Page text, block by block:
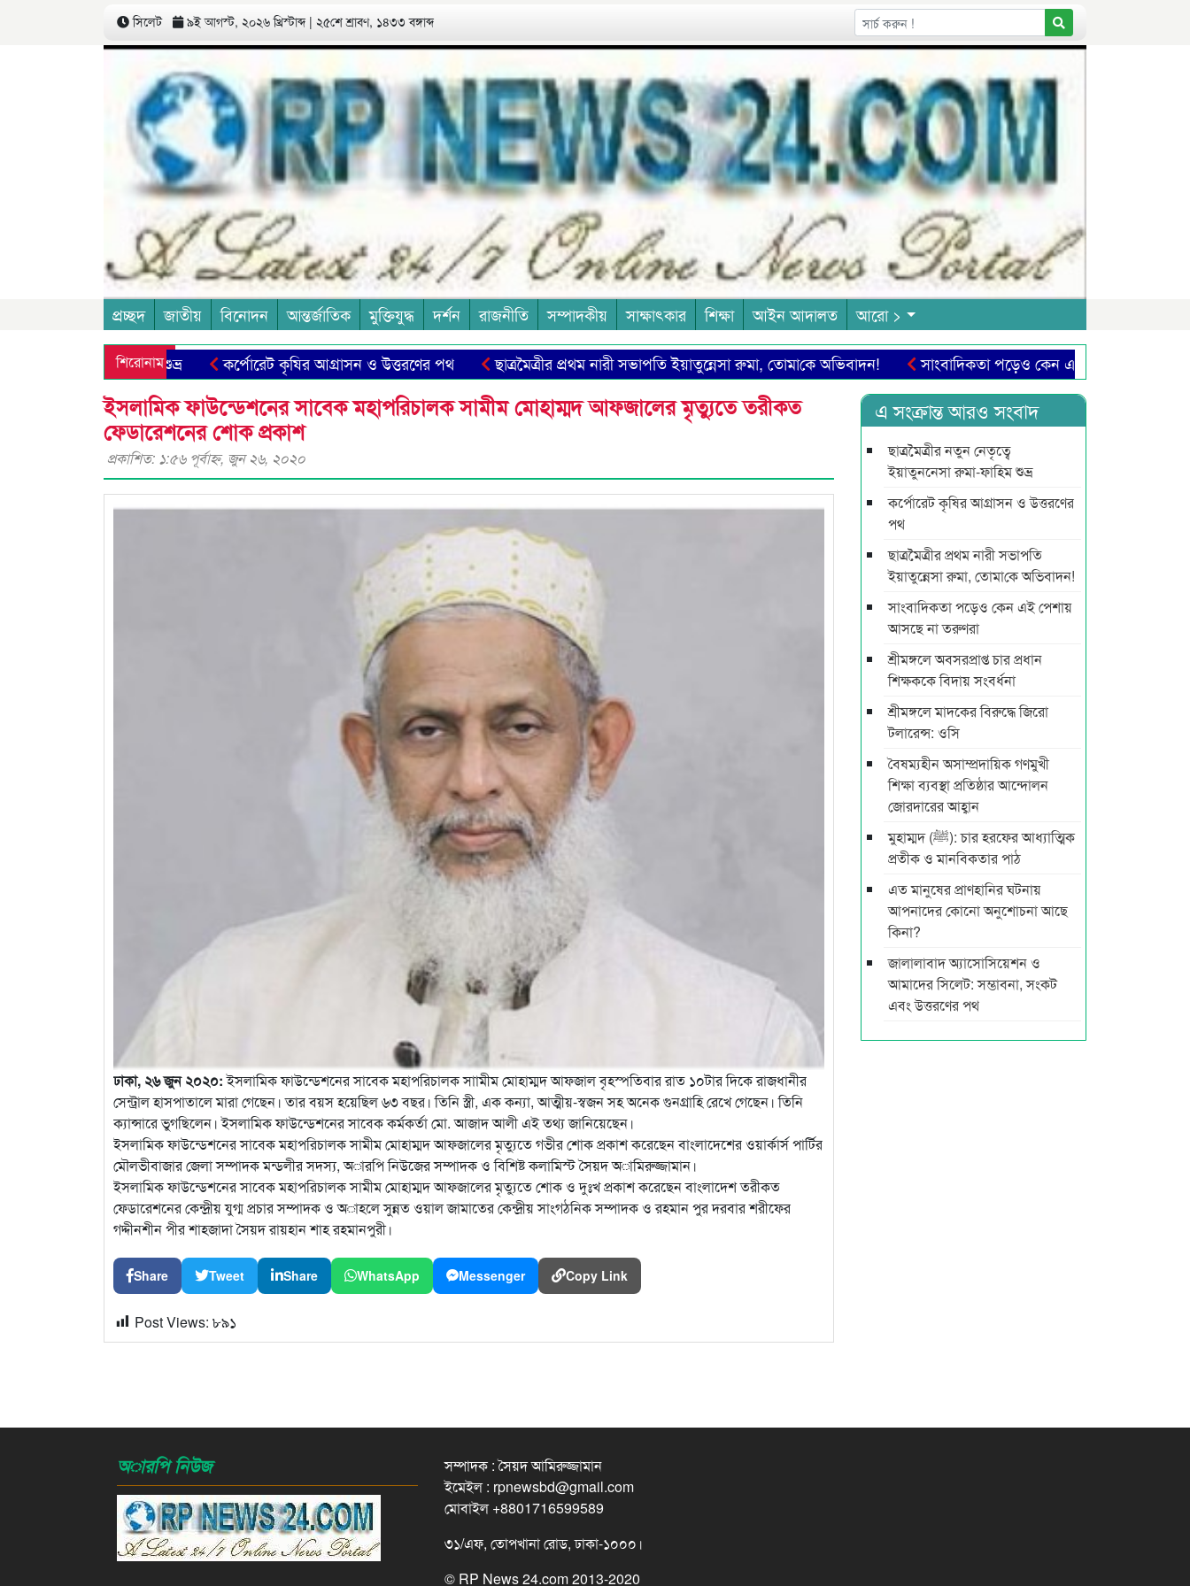
সিলেট ৯ই আগস্ট, ২০২৬ খ্রিস্টাব্দ | ২৫শে শ্রাবণ, ১৪৩৩ বঙ্গাব্দ
প্রচ্ছদ জাতীয় বিনোদন আন্তর্জাতিক মুক্তিযুদ্ধ দর্শন রাজনীতি সম্পাদকীয় সাক্ষাৎকার শিক্ষা আইন আদালত আরো >
শিরোনাম কর্পোরেট কৃষির আগ্রাসন ও উত্তরণের পথ ছাত্রমৈত্রীর প্রথম নারী সভাপ‌তি ইয়াতুন্নেসা রুমা, তোমা‌কে অ‌ভিবাদন!
সাংবাদিকতা পড়েও কেন এই পেশায় আসছে না
মণিপুরী সাহিত্য সংসদের ৫১তম প্রতিষ্ঠাবার্ষিকী উদযাপন
জিওর্দানো ব্রুনোকে জীবন্ত পুড়িয়ে হত্যা করার ৪২৬ বছর প্রথিতযশা সাংবাদিক ও রাজনীতিবিদ কমরেড
ইসলামিক ফাউন্ডেশনের সাবেক মহাপরিচালক সামীম মোহাম্মদ আফজালের মৃত্যুতে তরীকত
ফেডারেশনের শোক প্রকাশ
প্রকাশিত: ১:৫৬ পূর্বাহ্ণ, জুন ২৬, ২০২০
ঢাকা, ২৬ জুন ২০২০:ইসলামিক ফাউন্ডেশনের সাবেক মহাপরিচালক সাামীম মোহাম্মদ আফজাল বৃহস্পতিবার রাত ১০টার দিকে রাজধানীর
সেন্ট্রাল হাসপাতালে মারা গেছেন। তার বয়স হয়েছিল ৬৩ বছর।তিনি স্ত্রী, এক কন্যা, আত্মীয়-স্বজন সহ অনেক গুনগ্রাহি রেখে গেছেন। তিনি
ক্যান্সারে ভুগছিলেন। ইসলামিক ফাউন্ডেশনের সাবেক কর্মকর্তা মো. আজাদ আলী এই তথ্য জানিয়েছেন।
ইসলামিক ফাউন্ডেশনের সাবেক মহাপরিচালক সামীম মোহাম্মদ আফজালের মৃত্যুতে গভীর শোক প্রকাশ করেছেন বাংলাদেশের ওয়ার্কার্স পার্টির
মৌলভীবাজার জেলা সম্পাদক মন্ডলীর সদস্য, অারপি নিউজের সম্পাদক ও বিশিষ্ট কলামিস্ট সৈয়দ অামিরুজ্জামান।
ইসলামিক ফাউন্ডেশনের সাবেক মহাপরিচালক সামীম মোহাম্মদ আফজালের মৃত্যুতে শোক ও দুঃখ প্রকাশ করেছেন বাংলাদেশ তরীকত
ফেডারেশনের কেন্দ্রীয় যুগ্ম প্রচার সম্পাদক ও অাহলে সুন্নত ওয়াল জামাতের কেন্দ্রীয় সাংগঠনিক সম্পাদক ও রহমান পুর দরবার শরীফের
গদ্দীনশীন পীর শাহজাদা সৈয়দ রায়হান শাহ রহমানপুরী।
Share Tweet Share WhatsApp Messenger Copy Link
Post Views: ৮৯১
এ সংক্রান্ত আরও সংবাদ
ছাত্রমৈত্রীর নতুন নেতৃত্বে
ইয়াতুননেসা রুমা-ফাহিম শুভ্র
কর্পোরেট কৃষির আগ্রাসন ও উত্তরণের
পথ
ছাত্রমৈত্রীর প্রথম নারী সভাপ‌তি
ইয়াতুন্নেসা রুমা, তোমা‌কে অ‌ভিবাদন!
সাংবাদিকতা পড়েও কেন এই পেশায়
আসছে না তরুণরা
শ্রীমঙ্গলে অবসরপ্রাপ্ত চার প্রধান
শিক্ষককে বিদায় সংবর্ধনা
শ্রীমঙ্গলে মাদকের বিরুদ্ধে জিরো
টলারেন্স: ওসি
বৈষম্যহীন অসাম্প্রদায়িক গণমুখী
শিক্ষা ব্যবস্থা প্রতিষ্ঠার আন্দোলন
জোরদারের আহ্বান
মুহাম্মদ (ﷺ): চার হরফের আধ্যাত্মিক
প্রতীক ও মানবিকতার পাঠ
এত মানুষের প্রাণহানির ঘটনায়
আপনাদের কোনো অনুশোচনা আছে
কিনা?
জালালাবাদ অ্যাসোসিয়েশন ও
আমাদের সিলেট: সম্ভাবনা, সংকট
এবং উত্তরণের পথ
অারপি নিউজ
সম্পাদক : সৈয়দ আমিরুজ্জামান
ইমেইল : rpnewsbd@gmail.com
মোবাইল +8801716599589
৩১/এফ, তোপখানা রোড, ঢাকা-১০০০।
© RP News 24.com 2013-2020